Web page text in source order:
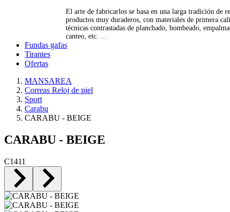
El arte de fabricarlos se basa en una larga tradición de
productos muy duraderos, con materiales de primera
técnicas contrastadas de planchado, bombeado,
canteo, etc. ...
Fundas gafas
Tirantes
Ofertas
MANSAREA
Correas Reloj de piel
Sport
Carabu
CARABU - BEIGE
CARABU - BEIGE
C1411